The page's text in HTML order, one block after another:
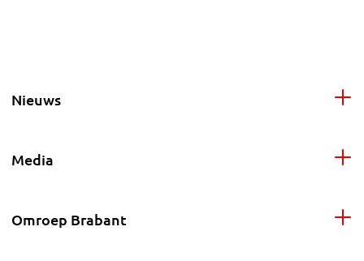
Nieuws
Media
Omroep Brabant